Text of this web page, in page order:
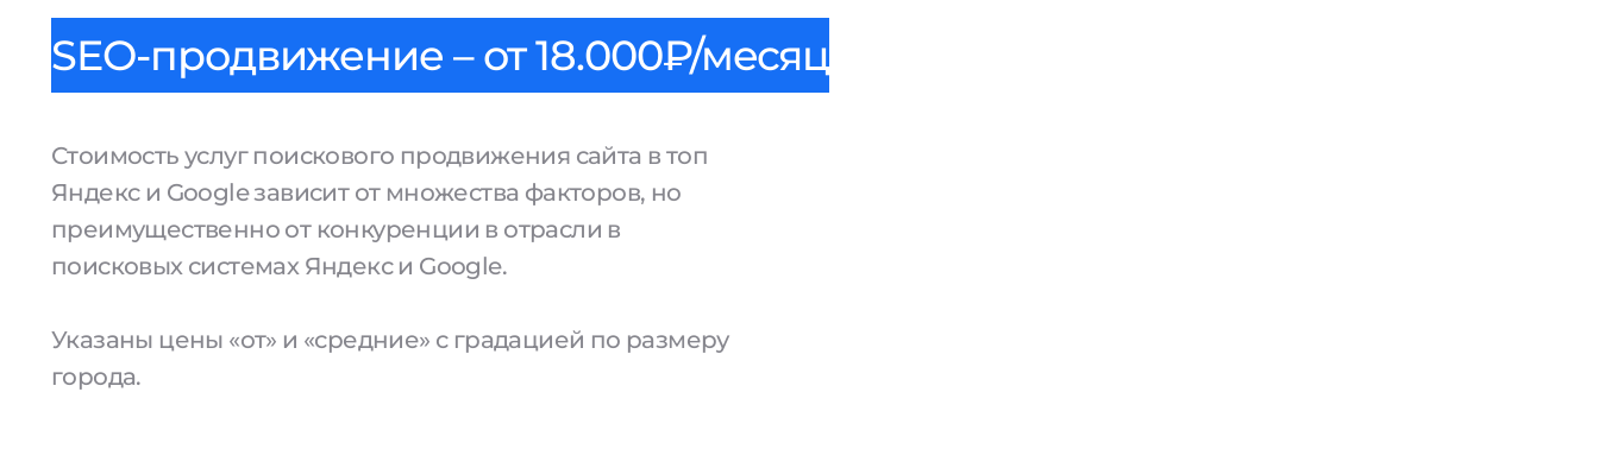
SEO-продвижение – от 18.000₽/месяц
Стоимость услуг поискового продвижения сайта в топ
Яндекс и Google зависит от множества факторов, но
преимущественно от конкуренции в отрасли в
поисковых системах Яндекс и Google.
Указаны цены «от» и «средние» с градацией по размеру
города.